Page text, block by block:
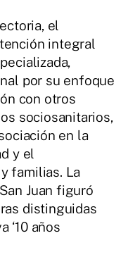
el
integral
por su enfoque
con otros
sociosanitarios,
en la
y el
familias. La
Juan figuró
distinguidas
‘10 años